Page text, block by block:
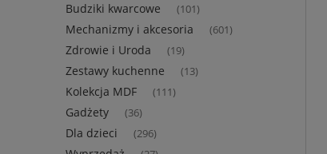
Budziki kwarcowe (101)
Mechanizmy i akcesoria (601)
Zdrowie i Uroda (19)
Zestawy kuchenne (13)
Kolekcja MDF (111)
Gadżety (36)
Dla dzieci (296)